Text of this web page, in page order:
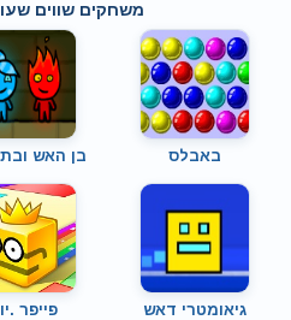
משחקים שווים
באבלס בן האש
גיאומטרי דאש פייפר .יו